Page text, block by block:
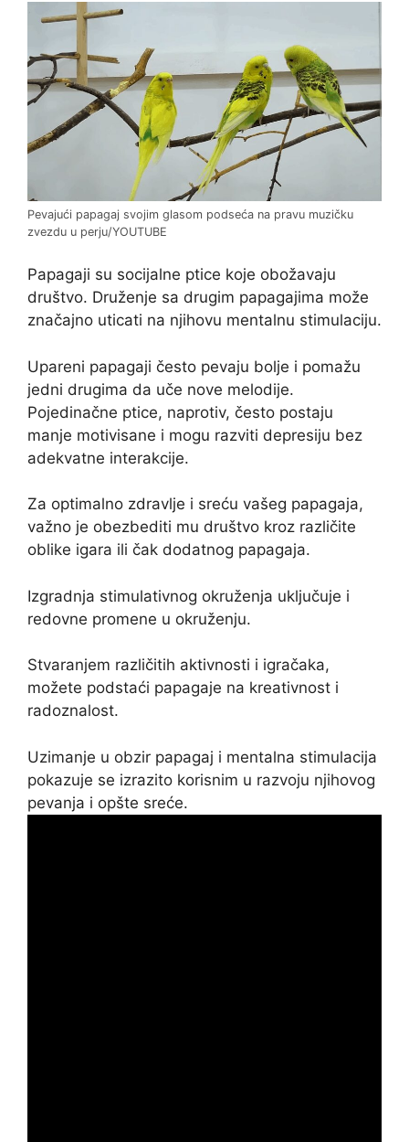
Pevajući papagaj svojim glasom podseća na pravu muzičku
zvezdu u perju/YOUTUBE
Papagaji su socijalne ptice koje obožavaju
društvo. Druženje sa drugim papagajima može
značajno uticati na njihovu mentalnu stimulaciju.
Upareni papagaji često pevaju bolje i pomažu
jedni drugima da uče nove melodije.
Pojedinačne ptice, naprotiv, često postaju
manje motivisane i mogu razviti depresiju bez
adekvatne interakcije.
Za optimalno zdravlje i sreću vašeg papagaja,
važno je obezbediti mu društvo kroz različite
oblike igara ili čak dodatnog papagaja.
Izgradnja stimulativnog okruženja uključuje i
redovne promene u okruženju.
Stvaranjem različitih aktivnosti i igračaka,
možete podstaći papagaje na kreativnost i
radoznalost.
Uzimanje u obzir papagaj i mentalna stimulacija
pokazuje se izrazito korisnim u razvoju njihovog
pevanja i opšte sreće.